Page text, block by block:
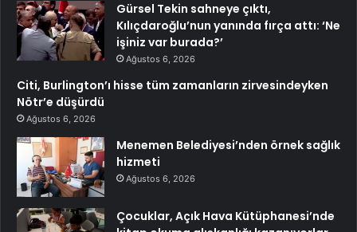
Gürsel Tekin sahneye çıktı,
Kılıçdaroğlu’nun yanında fırça attı: ‘Ne
işiniz var burada?’
Ağustos 6, 2026
Citi, Burlington’ı hisse tüm zamanların zirvesindeyken
Nötr’e düşürdü
Ağustos 6, 2026
Menemen Belediyesi’nden örnek sağlık
hizmeti
Ağustos 6, 2026
Çocuklar, Açık Hava Kütüphanesi’nde